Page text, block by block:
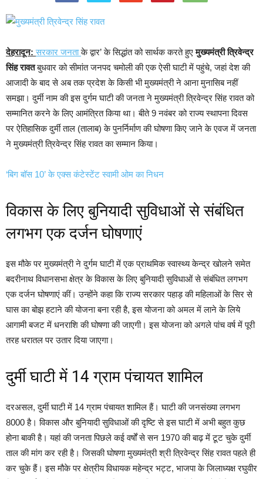
देहरादून:सरकार जनताके द्वार’ के सिद्धांत को सार्थक करते हुएमुख्यमंत्री त्रिवेन्द्र
सिंह रावतबुधवार को सीमांत जनपद चमोली की एक ऐसी घाटी में पहुंचे, जहां देश की
आजादी के बाद से अब तक प्रदेश के किसी भी मुख्यमंत्री ने आना मुनासिब नहीं
समझा। दुर्मी नाम की इस दुर्गम घाटी की जनता ने मुख्यमंत्री त्रिवेन्द्र सिंह रावत को
सम्मानित करने के लिए आमंत्रित किया था। बीते 9 नवंबर को राज्य स्थापना दिवस
पर ऐतिहासिक दुर्मी ताल (तालाब) के पुनर्निर्माण की घोषणा किए जाने के एवज में जनता
ने मुख्यमंत्री त्रिवेन्द्र सिंह रावत का सम्मान किया।
‘बिग बॉस 10’ के एक्स कंटेस्टेंट स्वामी ओम का निधन
विकास के लिए बुनियादी सुविधाओं से संबंधित
लगभग एक दर्जन घोषणाएं
इस मौके पर मुख्यमंत्री ने दुर्गम घाटी में एक प्राथमिक स्वास्थ्य केन्द्र खोलने समेत
बदरीनाथ विधानसभा क्षेत्र के विकास के लिए बुनियादी सुविधाओं से संबंधित लगभग
एक दर्जन घोषणाएं कीं। उन्होंने कहा कि राज्य सरकार पहाड़ की महिलाओं के सिर से
घास का बोझ हटाने की योजना बना रही है, इस योजना को अमल में लाने के लिये
आगामी बजट में धनराशि की घोषणा की जाएगी। इस योजना को अगले पांच वर्ष में पूरी
तरह धरातल पर उतार दिया जाएगा।
दुर्मी घाटी में 14 ग्राम पंचायत शामिल
दरअसल, दुर्मी घाटी में 14 ग्राम पंचायत शामिल हैं। घाटी की जनसंख्या लगभग
8000 है। विकास और बुनियादी सुविधाओं की दृष्टि से इस घाटी में अभी बहुत कुछ
होना बाकी है। यहां की जनता पिछले कई वर्षों से सन 1970 की बाढ़ में टूट चुके दुर्मी
ताल की मांग कर रही है। जिसकी घोषणा मुख्यमंत्री श्री त्रिवेन्द्र सिंह रावत पहले ही
कर चुके हैं। इस मौके पर क्षेत्रीय विधायक महेन्द्र भट्ट, भाजपा के जिलाध्यक्ष रघुवीर